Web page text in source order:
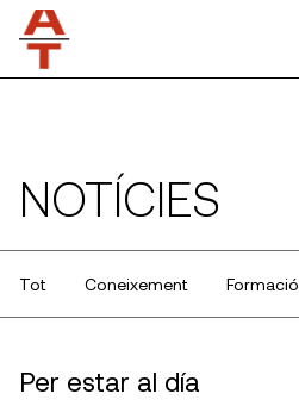
NOTÍCIES
Tot Coneixement Formació
Per estar al día